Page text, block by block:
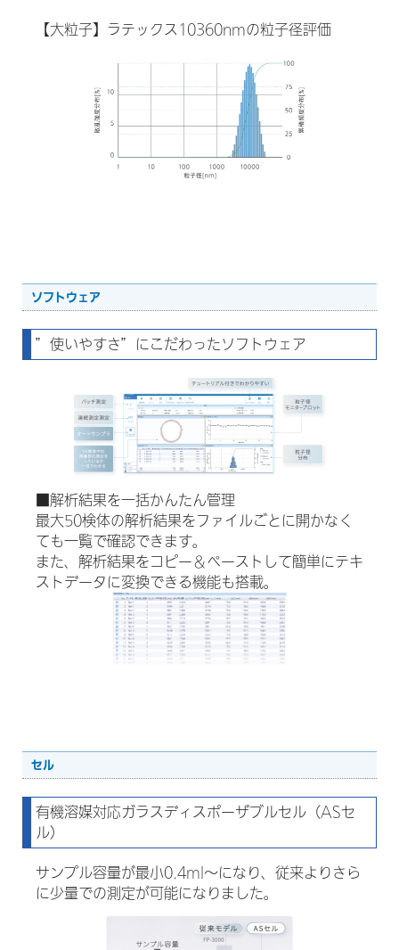
【大粒子】ラテックス10360nmの粒子径評価
ソフトウェア
”使いやすさ”にこだわったソフトウェア
■解析結果を一括かんたん管理
最大50検体の解析結果をファイルごとに開かなく
ても一覧で確認できます。
また、解析結果をコピー＆ペーストして簡単にテキ
ストデータに変換できる機能も搭載。
セル
有機溶媒対応ガラスディスポーザブルセル（ASセ
ル）
サンプル容量が最小0.4ml～になり、従来よりさら
に少量での測定が可能になりました。